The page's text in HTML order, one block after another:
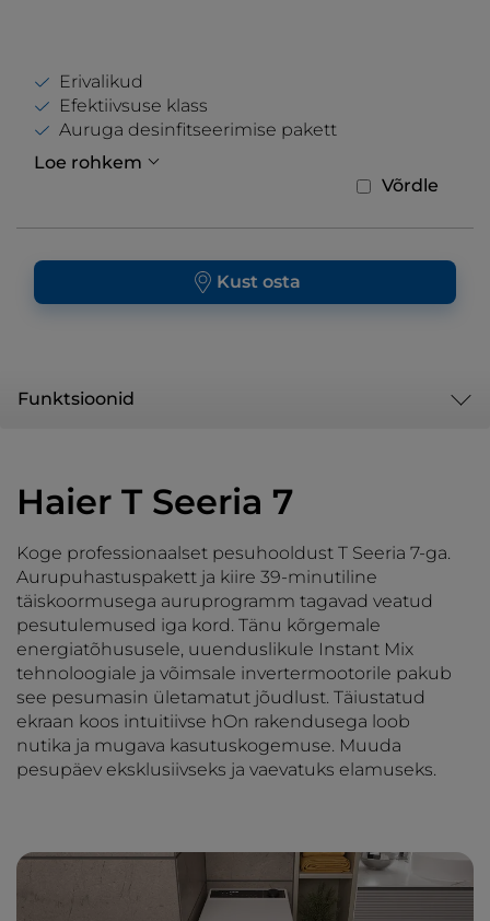
Erivalikud
Efektiivsuse klass
Auruga desinfitseerimise pakett
Loe rohkem
Võrdle
Kust osta
Funktsioonid
Haier T Seeria 7
Koge professionaalset pesuhooldust T Seeria 7-ga.
Aurupuhastuspakett ja kiire 39-minutiline
täiskoormusega auruprogramm tagavad veatud
pesutulemused iga kord. Tänu kõrgemale
energiatõhususele, uuenduslikule Instant Mix
tehnoloogiale ja võimsale invertermootorile pakub
see pesumasin ületamatut jõudlust. Täiustatud
ekraan koos intuitiivse hOn rakendusega loob
nutika ja mugava kasutuskogemuse. Muuda
pesupäev eksklusiivseks ja vaevatuks elamuseks.